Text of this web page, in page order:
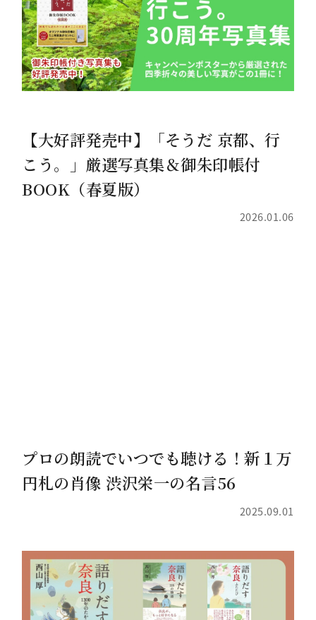
【大好評発売中】「そうだ 京都、行
こう。」厳選写真集＆御朱印帳付
BOOK（春夏版）
2026.01.06
プロの朗読でいつでも聴ける！新１万
円札の肖像 渋沢栄一の名言56
2025.09.01